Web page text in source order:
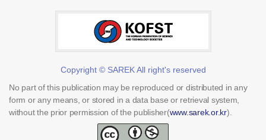
Copyright © SAREK All right's reserved
No part of this publication may be reproduced or distributed in any
form or any means, or stored in a data base or retrieval system,
without the prior permission of the publisher(www.sarek.or.kr).